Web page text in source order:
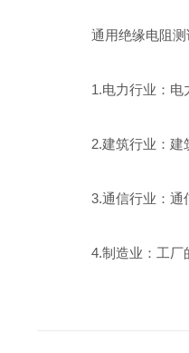
通用绝缘电阻测
1.电力行业：电力
2.建筑行业：建筑
3.通信行业：通信
4.制造业：工厂的